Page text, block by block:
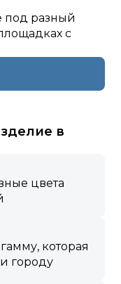
под разный
с
в
цвета
которая
городу